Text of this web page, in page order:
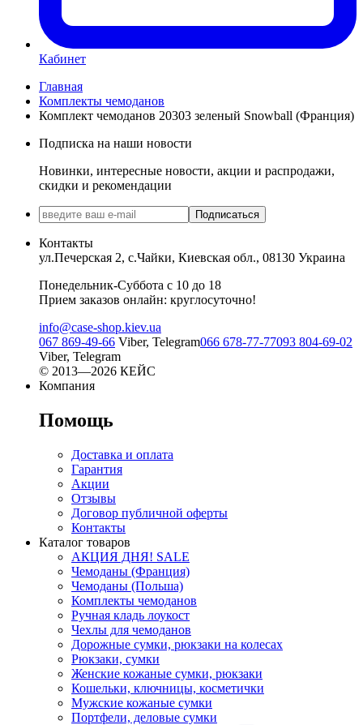
Кабинет
Главная
Комплекты чемоданов
Комплект чемоданов 20303 зеленый Snowball (Франция)
Подписка на наши новости
Новинки, интересные новости, акции и распродажи,
скидки и рекомендации
Подписаться
Контакты
ул.Печерская 2, с.Чайки, Киевская обл., 08130 Украина
Понедельник-Суббота с 10 до 18
Прием заказов онлайн: круглосуточно!
info@case-shop.kiev.ua
067 869-49-66 Viber, Telegram066 678-77-77093 804-69-02
Viber, Telegram
© 2013—2026 КЕЙС
Компания
Помощь
Доставка и оплата
Гарантия
Акции
Отзывы
Договор публичной оферты
Контакты
Каталог товаров
АКЦИЯ ДНЯ! SALE
Чемоданы (Франция)
Чемоданы (Польша)
Комплекты чемоданов
Ручная кладь лоукост
Чехлы для чемоданов
Дорожные сумки, рюкзаки на колесах
Рюкзаки, сумки
Женские кожаные сумки, рюкзаки
Кошельки, ключницы, косметички
Мужские кожаные сумки
Портфели, деловые сумки